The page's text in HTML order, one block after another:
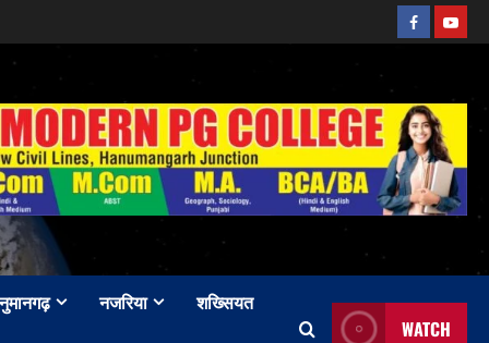
Facebook
नजरिया
शख्सियत
WATCH